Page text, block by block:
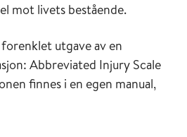
mot livets bestående.
utgave av en
Abbreviated Injury Scale
finnes i en egen manual,